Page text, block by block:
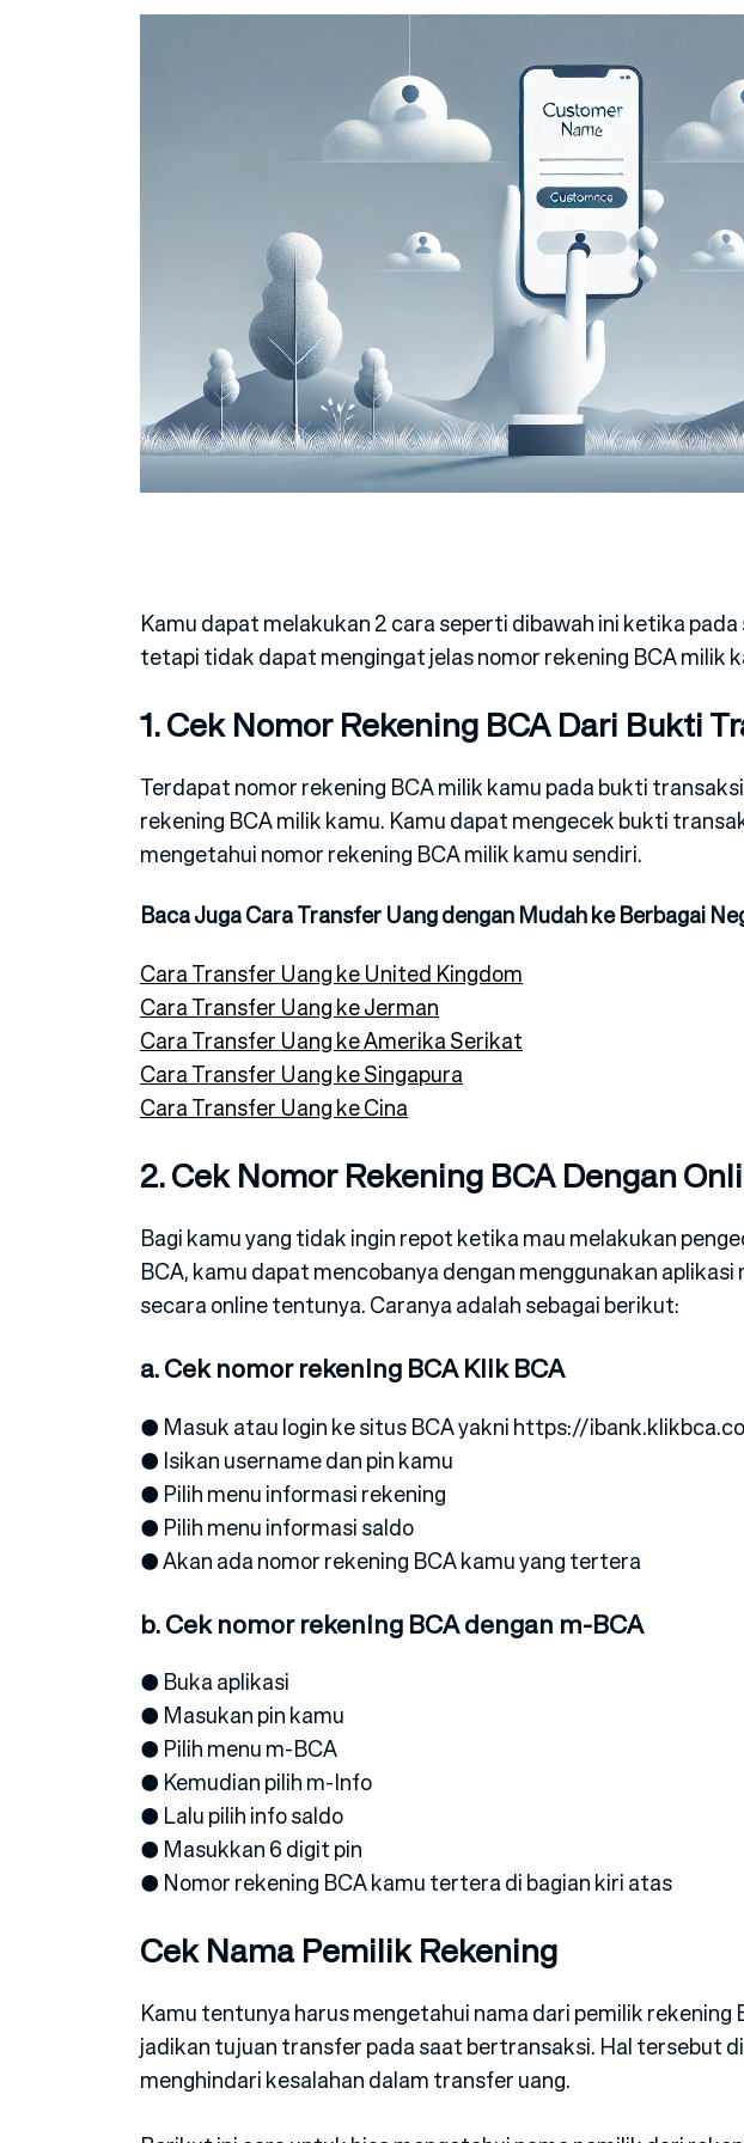
Kamu dapat melakukan 2 cara seperti dibawah ini ketika
tetapi tidak dapat mengingat jelas nomor rekening BCA milik
1. Cek Nomor Rekening BCA Dari Bukti
Terdapat nomor rekening BCA milik kamu pada bukti
rekening BCA milik kamu. Kamu dapat mengecek bukti
mengetahui nomor rekening BCA milik kamu sendiri.
Baca Juga Cara Transfer Uang dengan Mudah ke Berbagai
Cara Transfer Uang ke United Kingdom
Cara Transfer Uang ke Jerman
Cara Transfer Uang ke Amerika Serikat
Cara Transfer Uang ke Singapura
Cara Transfer Uang ke Cina
2. Cek Nomor Rekening BCA Dengan
Bagi kamu yang tidak ingin repot ketika mau melakukan
BCA, kamu dapat mencobanya dengan menggunakan aplikasi
secara online tentunya. Caranya adalah sebagai berikut:
a. Cek nomor rekening BCA Klik BCA
● Masuk atau login ke situs BCA yakni https://
● Isikan username dan pin kamu
● Pilih menu informasi rekening
● Pilih menu informasi saldo
● Akan ada nomor rekening BCA kamu yang tertera
b. Cek nomor rekening BCA dengan m-BCA
● Buka aplikasi
● Masukan pin kamu
● Pilih menu m-BCA
● Kemudian pilih m-Info
● Lalu pilih info saldo
● Masukkan 6 digit pin
● Nomor rekening BCA kamu tertera di bagian kiri atas
Cek Nama Pemilik Rekening
Kamu tentunya harus mengetahui nama dari pemilik rekening
jadikan tujuan transfer pada saat bertransaksi. Hal tersebut
menghindari kesalahan dalam transfer uang.